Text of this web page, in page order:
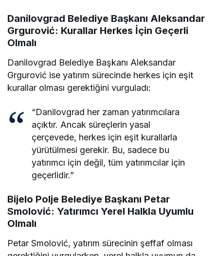
Danilovgrad Belediye Başkanı Aleksandar
Grgurović: Kurallar Herkes İçin Geçerli
Olmalı
Danilovgrad Belediye Başkanı Aleksandar
Grgurović ise yatırım sürecinde herkes için eşit
kurallar olması gerektiğini vurguladı:
“Danilovgrad her zaman yatırımcılara
açıktır. Ancak süreçlerin yasal
çerçevede, herkes için eşit kurallarla
yürütülmesi gerekir. Bu, sadece bu
yatırımcı için değil, tüm yatırımcılar için
geçerlidir.”
Bijelo Polje Belediye Başkanı Petar
Smolović: Yatırımcı Yerel Halkla Uyumlu
Olmalı
Petar Smolović, yatırım sürecinin şeffaf olması